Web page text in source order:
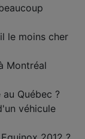
le moins cher
Montréal
Québec ?
véhicule